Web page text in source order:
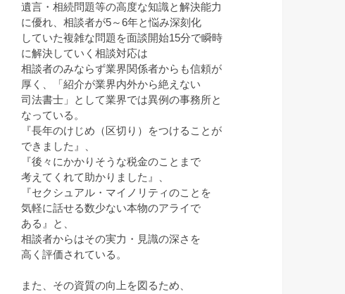
遺言・相続問題等の高度な知識と解決能力
に優れ、相談者が5～6年と悩み深刻化
していた複雑な問題を面談開始15分で瞬時
に解決していく相談対応は
相談者のみならず業界関係者からも信頼が
厚く、「紹介が業界内外から絶えない
司法書士」として業界では異例の事務所と
なっている。
『長年のけじめ（区切り）をつけることが
できました』、
『後々にかかりそうな税金のことまで
考えてくれて助かりました』、
『セクシュアル・マイノリティのことを
気軽に話せる数少ない本物のアライで
ある』と、
相談者からはその実力・見識の深さを
高く評価されている。
また、その資質の向上を図るため、